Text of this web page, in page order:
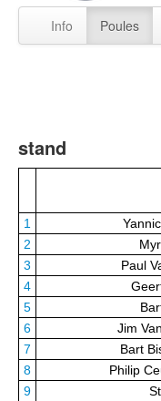
Info Poules
stand
1
2
3
Paul
4
5
6
Jim
7
Bart
8
Philip
9